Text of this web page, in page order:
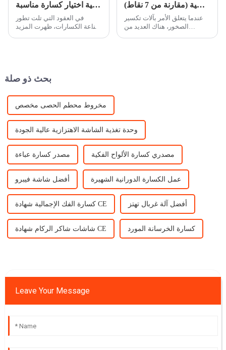
كيفية اختيار كسارة مناسبة
في العقود التي تلت تطور
صناعة الكسارات، ظهرت المزيد
الكسارة الفكية مقابل الكسارة المخروطية (مقارنة من 7 نقاط)
عندما يتعلق الأمر بآلات تكسير
الصخور، هناك العديد من
بحث ذو صلة
مخروط محطم الحصى مخصص
وحدة تغذية الشاشة الاهتزازية عالية الجودة
مصدر كسارة عباءة مصدري كسارة الألواح الفكية
أفضل شاشة فيبرو عمل الكسارة الدورانية الشهيرة
كسارة الفك الإجمالية شهادة CE أفضل آلة غربال تهتز
شاشات شاكر الركام شهادة CE كسارة الخرسانة المورد
Leave Your Message